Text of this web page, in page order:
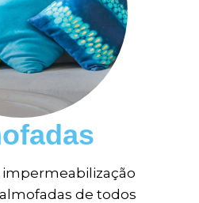
impermeabilização
de todos